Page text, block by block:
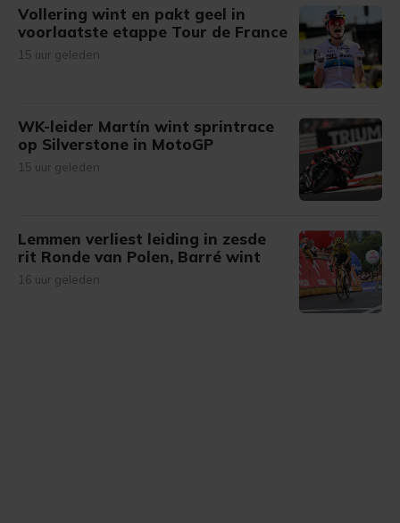
Vollering wint en pakt geel in
voorlaatste etappe Tour de France
15 uur geleden
WK-leider Martín wint sprintrace
op Silverstone in MotoGP
15 uur geleden
Lemmen verliest leiding in zesde
rit Ronde van Polen, Barré wint
16 uur geleden